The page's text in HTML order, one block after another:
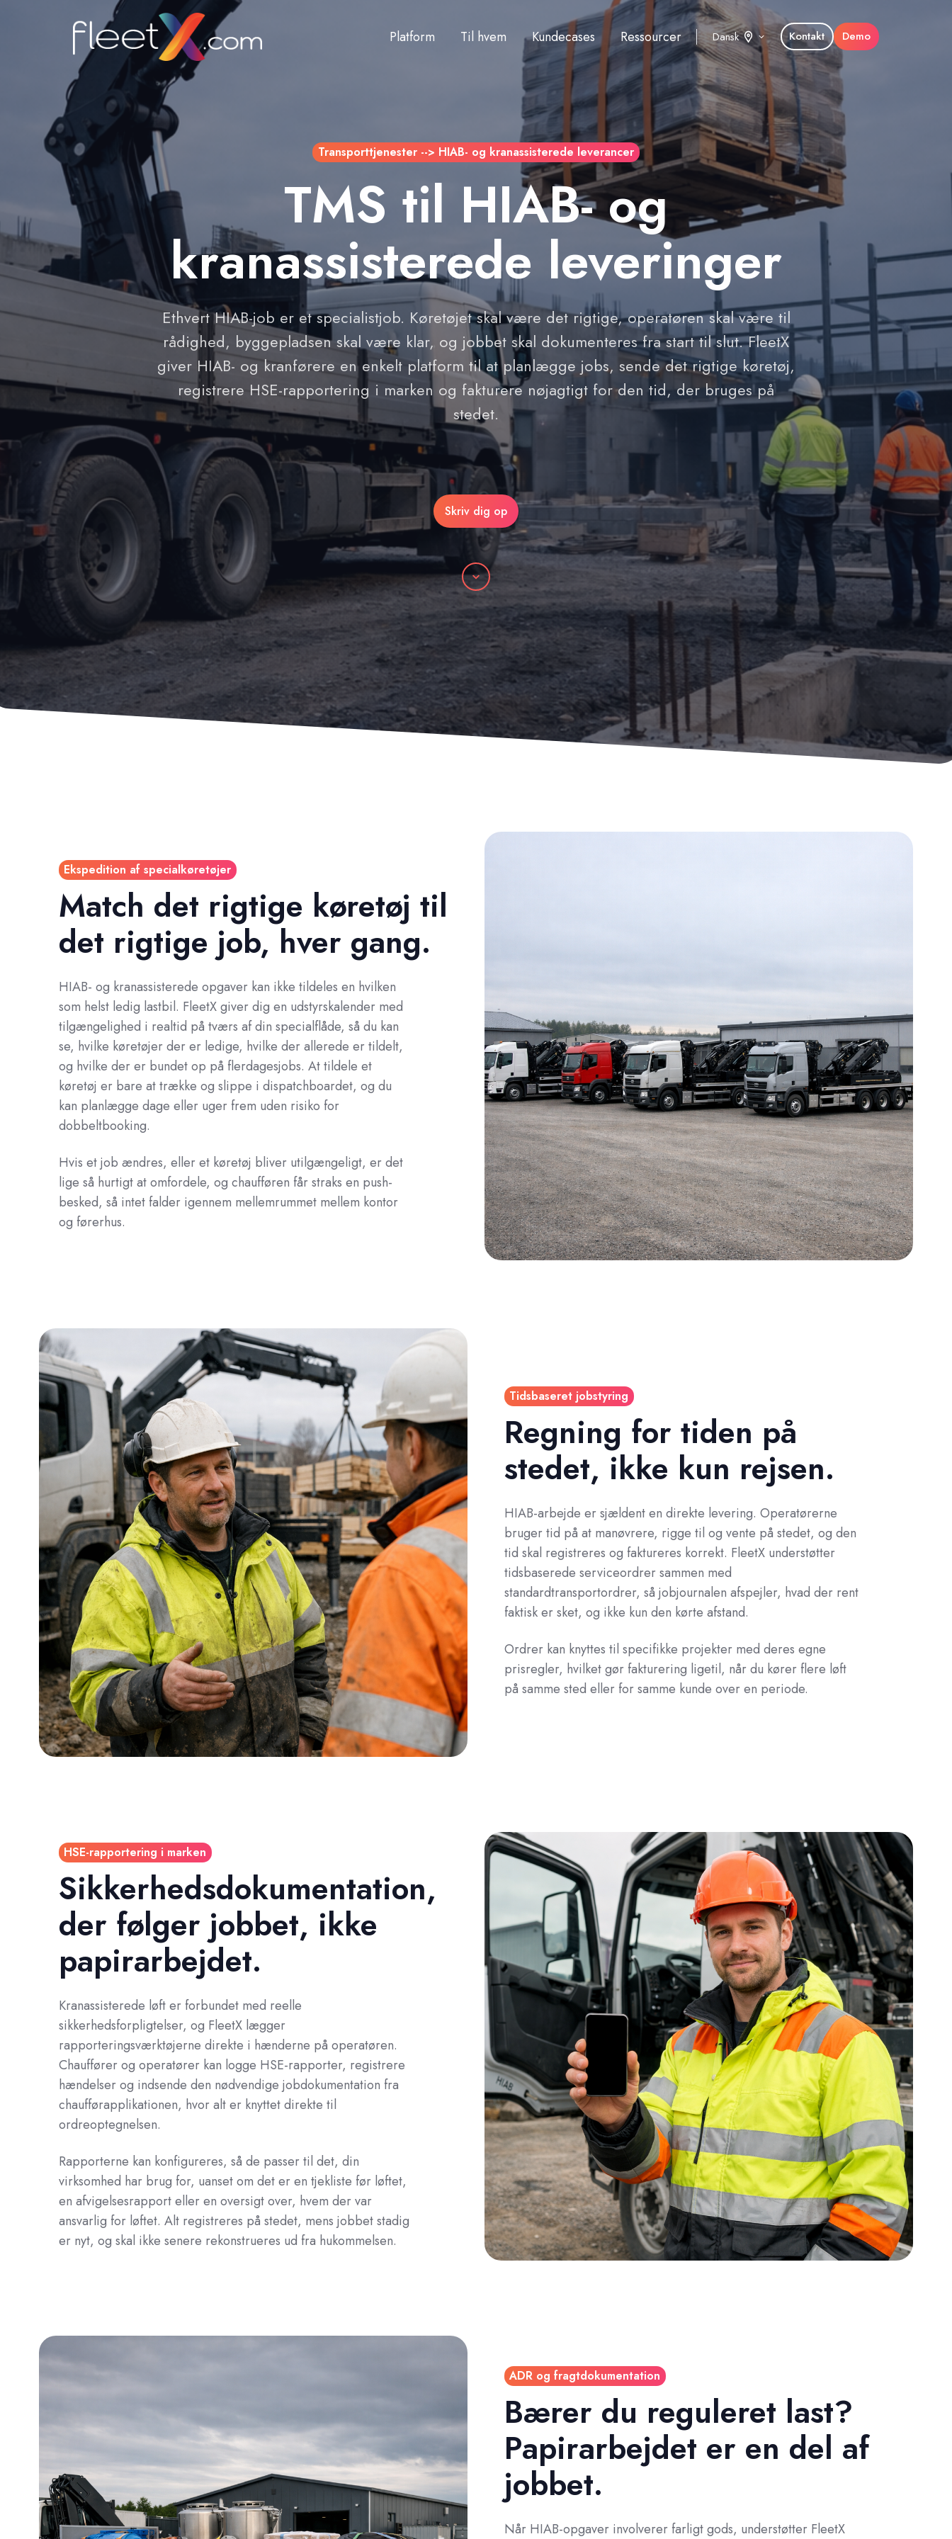
Platform Til hvem Kundecases Ressourcer Dansk Kontakt Demo
Transporttjenester --> HIAB- og kranassisterede leverancer
TMS til HIAB- og
kranassisterede leveringer
Ethvert HIAB-job er et specialistjob. Køretøjet skal være det rigtige, operatøren skal være til
rådighed, byggepladsen skal være klar, og jobbet skal dokumenteres fra start til slut. FleetX
giver HIAB- og kranførere en enkelt platform til at planlægge jobs, sende det rigtige køretøj,
registrere HSE-rapportering i marken og fakturere nøjagtigt for den tid, der bruges på
stedet.
Skriv dig op
Rulle
Ekspedition af specialkøretøjer
Match det rigtige køretøj til
det rigtige job, hver gang.
HIAB- og kranassisterede opgaver kan ikke tildeles en hvilken
som helst ledig lastbil. FleetX giver dig en udstyrskalender med
tilgængelighed i realtid på tværs af din specialflåde, så du kan
se, hvilke køretøjer der er ledige, hvilke der allerede er tildelt,
og hvilke der er bundet op på flerdagesjobs. At tildele et
køretøj er bare at trække og slippe i dispatchboardet, og du
kan planlægge dage eller uger frem uden risiko for
dobbeltbooking.
Hvis et job ændres, eller et køretøj bliver utilgængeligt, er det
lige så hurtigt at omfordele, og chaufføren får straks en push-
besked, så intet falder igennem mellemrummet mellem kontor
og førerhus.
Tidsbaseret jobstyring
Regning for tiden på
stedet, ikke kun rejsen.
HIAB-arbejde er sjældent en direkte levering. Operatørerne
bruger tid på at manøvrere, rigge til og vente på stedet, og den
tid skal registreres og faktureres korrekt. FleetX understøtter
tidsbaserede serviceordrer sammen med
standardtransportordrer, så jobjournalen afspejler, hvad der rent
faktisk er sket, og ikke kun den kørte afstand.
Ordrer kan knyttes til specifikke projekter med deres egne
prisregler, hvilket gør fakturering ligetil, når du kører flere løft
på samme sted eller for samme kunde over en periode.
HSE-rapportering i marken
Sikkerhedsdokumentation,
der følger jobbet, ikke
papirarbejdet.
Kranassisterede løft er forbundet med reelle
sikkerhedsforpligtelser, og FleetX lægger
rapporteringsværktøjerne direkte i hænderne på operatøren.
Chauffører og operatører kan logge HSE-rapporter, registrere
hændelser og indsende den nødvendige jobdokumentation fra
chaufførapplikationen, hvor alt er knyttet direkte til
ordreoptegnelsen.
Rapporterne kan konfigureres, så de passer til det, din
virksomhed har brug for, uanset om det er en tjekliste før løftet,
en afvigelsesrapport eller en oversigt over, hvem der var
ansvarlig for løftet. Alt registreres på stedet, mens jobbet stadig
er nyt, og skal ikke senere rekonstrueres ud fra hukommelsen.
ADR og fragtdokumentation
Bærer du reguleret last?
Papirarbejdet er en del af
jobbet.
Når HIAB-opgaver involverer farligt gods, understøtter FleetX